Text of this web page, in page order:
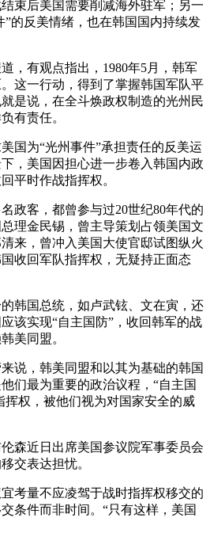
束后美国需要削减海外驻军；另一
”的反美情绪，也在韩国国内持续发
有观点指出，1980年5月，韩军
这一行动，得到了掌握韩国军队平
是说，在全斗焕政权制造的光州民
有责任。
为“光州事件”承担责任的反美运
，美国因担心进一步卷入韩国内政
平时作战指挥权。
客，都曾参与过20世纪80年代的
理金民锡，曾主导策划占领美国文
来，曾冲入美国大使官邸试图纵火
收回军队指挥权，无疑持正面态
国总统，如卢武铉、文在寅，还
该实现“自主国防”，收回韩军的战
美同盟。
，韩美同盟和以其为基础的韩国
们最为重要的政治议程，“自主国
挥权，被他们视为对国家安全的威
近日出席美国参议院军事委员会
交表达担忧。
量不应凌驾于战时指挥权移交的
条件而非时间。“只有这样，美国